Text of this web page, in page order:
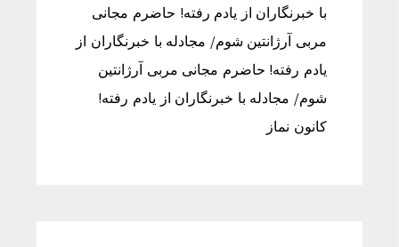
با خبرنگاران از یادم رفته! حاضرم مجانی
مربی آرژانتین شوم/ مجادله با خبرنگاران از
یادم رفته! حاضرم مجانی مربی آرژانتین
شوم/ مجادله با خبرنگاران از یادم رفته!
کانون نماز